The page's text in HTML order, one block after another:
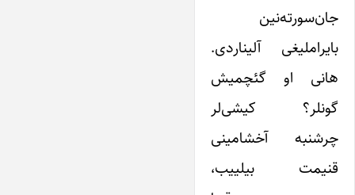
جان‌سورته‌نین
بایراملیغی آلیناردی.
هانی او گئچمیش
گونلر؟ کیشی‌لر
چرشنبه آخشامینی
قنیمت بیلییب،